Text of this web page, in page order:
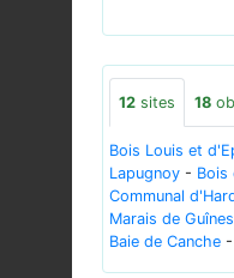
12 sites 18
Bois Louis et
Lapugnoy - Bois
Communal
Marais de Guînes
Baie de Canche -